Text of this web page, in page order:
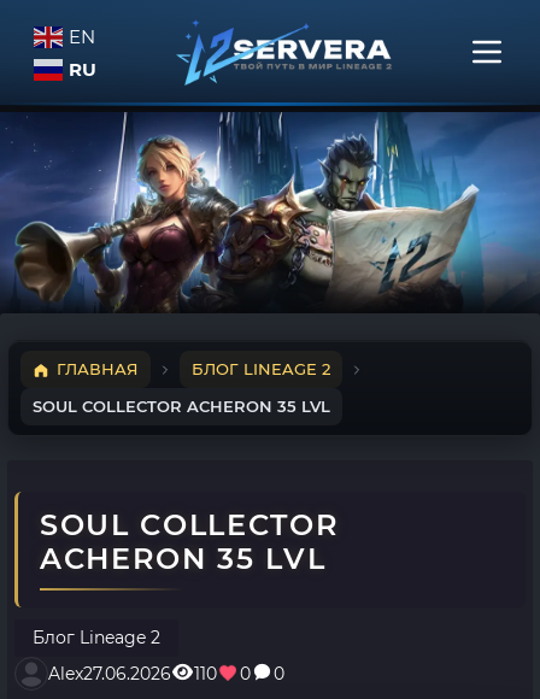
EN
RU
ГЛАВНАЯ
БЛОГ LINEAGE 2
SOUL COLLECTOR ACHERON 35 LVL
SOUL COLLECTOR
ACHERON 35 LVL
Блог Lineage 2
Alex27.06.2026 110 0 0